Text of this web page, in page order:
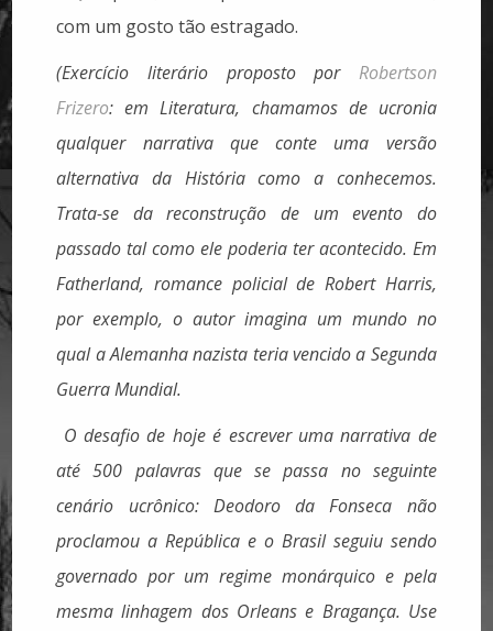
com um gosto tão estragado.
(Exercício literário proposto por Robertson
Frizero: em Literatura, chamamos de ucronia
qualquer narrativa que conte uma versão
alternativa da História como a conhecemos.
Trata-se da reconstrução de um evento do
passado tal como ele poderia ter acontecido. Em
Fatherland, romance policial de Robert Harris,
por exemplo, o autor imagina um mundo no
qual a Alemanha nazista teria vencido a Segunda
Guerra Mundial.
O desafio de hoje é escrever uma narrativa de
até 500 palavras que se passa no seguinte
cenário ucrônico: Deodoro da Fonseca não
proclamou a República e o Brasil seguiu sendo
governado por um regime monárquico e pela
mesma linhagem dos Orleans e Bragança. Use